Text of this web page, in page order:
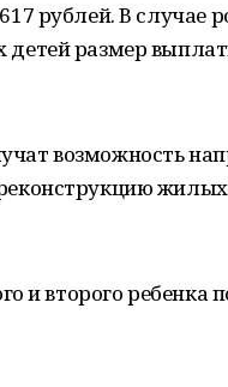
рублей. В случае
размер
возможность
и второго ребенка